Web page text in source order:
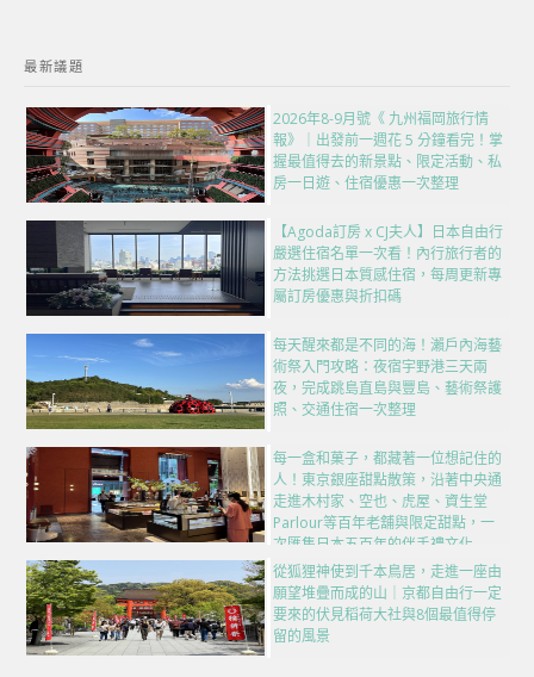
最新議題
2026年8-9月號《 九州福岡旅行情
報》｜出發前一週花 5 分鐘看完！掌
握最值得去的新景點、限定活動、私
房一日遊、住宿優惠一次整理
【Agoda訂房 x CJ夫人】日本自由行
嚴選住宿名單一次看！內行旅行者的
方法挑選日本質感住宿，每周更新專
屬訂房優惠與折扣碼
每天醒來都是不同的海！瀨戶內海藝
術祭入門攻略：夜宿宇野港三天兩
夜，完成跳島直島與豐島、藝術祭護
照、交通住宿一次整理
每一盒和菓子，都藏著一位想記住的
人！東京銀座甜點散策，沿著中央通
走進木村家、空也、虎屋、資生堂
Parlour等百年老舖與限定甜點，一
次匯集日本五百年的伴手禮文化
從狐狸神使到千本鳥居，走進一座由
願望堆疊而成的山｜京都自由行一定
要來的伏見稻荷大社與8個最值得停
留的風景